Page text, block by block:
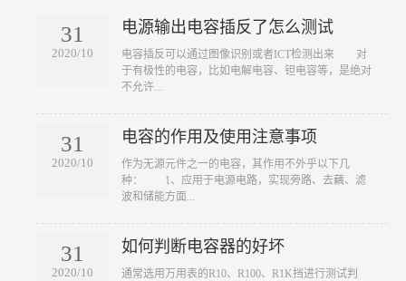
31
2020/10
电源输出电容插反了怎么测试
​电容插反可以通过图像识别或者ICT检测出来 对
于有极性的电容，比如电解电容、钽电容等，是绝对
不允许...
31
2020/10
电容的作用及使用注意事项
​作为无源元件之一的电容，其作用不外乎以下几
种： 1、应用于电源电路，实现旁路、去藕、滤
波和储能方面...
31
2020/10
如何判断电容器的好坏
​通常选用万用表的R10、R100、R1K挡进行测试判